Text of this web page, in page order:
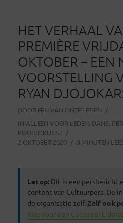
HET VERHAAL
PREMIÈRE
OKTOBER – EEN
VOORSTELLING
RYAN
DOOR EEN VAN ONZE LEDEN
IN ALLEEN VOOR LEDEN, DANS,
PODIUMKUNST
2 OKTOBER 2020
3 MINUTEN
Let op:Dit is een persbericht
content van Cultuurpers. De
de organisatie zelf. Zelf ook
Kies voor een Cultureel